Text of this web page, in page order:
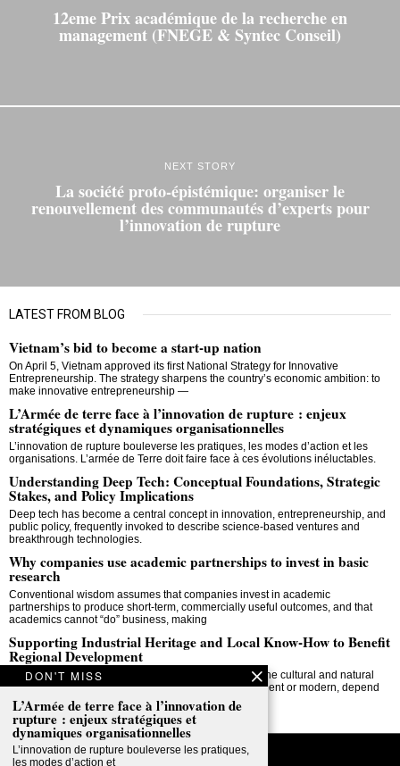
12eme Prix académique de la recherche en
management (FNEGE & Syntec Conseil)
NEXT STORY
La société proto-épistémique: organiser le
renouvellement des communautés d’experts pour
l’innovation de rupture
LATEST FROM BLOG
Vietnam’s bid to become a start-up nation
On April 5, Vietnam approved its first National Strategy for Innovative
Entrepreneurship. The strategy sharpens the country’s economic ambition: to
make innovative entrepreneurship —
L’Armée de terre face à l’innovation de rupture : enjeux
stratégiques et dynamiques organisationnelles
L’innovation de rupture bouleverse les pratiques, les modes d’action et les
organisations. L’armée de Terre doit faire face à ces évolutions inéluctables.
Understanding Deep Tech: Conceptual Foundations, Strategic
Stakes, and Policy Implications
Deep tech has become a central concept in innovation, entrepreneurship, and
public policy, frequently invoked to describe science-based ventures and
breakthrough technologies.
Why companies use academic partnerships to invest in basic
research
Conventional wisdom assumes that companies invest in academic
partnerships to produce short-term, commercially useful outcomes, and that
academics cannot “do” business, making
Supporting Industrial Heritage and Local Know-How to Benefit
Regional Development
Industrial heritage expresses the close link between the cultural and natural
environment, since industrial processes, whether ancient or modern, depend
on natural
DON'T MISS
L’Armée de terre face à l’innovation de
rupture : enjeux stratégiques et
dynamiques organisationnelles
L’innovation de rupture bouleverse les pratiques,
les modes d’action et